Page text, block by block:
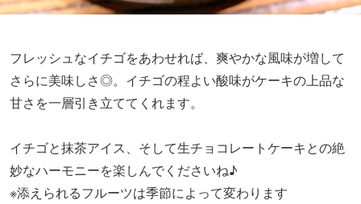
フレッシュなイチゴをあわせれば、爽やかな風味が増して
さらに美味しさ◎。イチゴの程よい酸味がケーキの上品な
甘さを一層引き立ててくれます。
イチゴと抹茶アイス、そして生チョコレートケーキとの絶
妙なハーモニーを楽しんでくださいね♪
※添えられるフルーツは季節によって変わります